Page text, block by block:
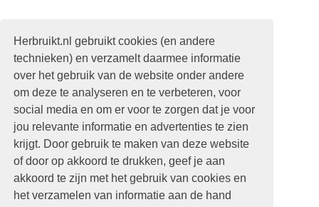
Herbruikt.nl gebruikt cookies (en andere
technieken) en verzamelt daarmee informatie
over het gebruik van de website onder andere
om deze te analyseren en te verbeteren, voor
social media en om er voor te zorgen dat je voor
jou relevante informatie en advertenties te zien
krijgt. Door gebruik te maken van deze website
of door op akkoord te drukken, geef je aan
akkoord te zijn met het gebruik van cookies en
het verzamelen van informatie aan de hand